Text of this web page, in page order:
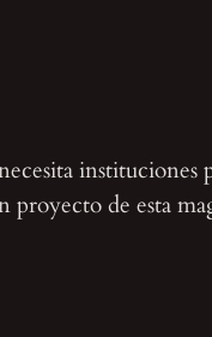
proyecto de esta